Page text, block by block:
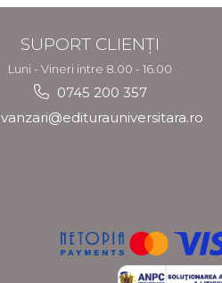
SUPORT CLIENȚI
Luni - Vineri intre 8.00 - 16.00
0745 200 357
vanzari@editurauniversitara.ro